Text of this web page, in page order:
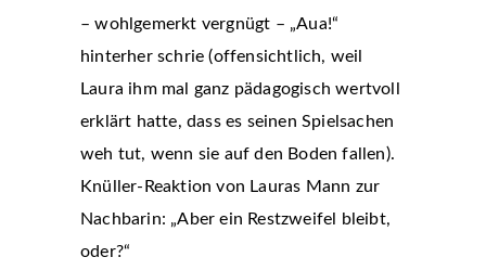
– wohlgemerkt vergnügt – „Aua!“
hinterher schrie (offensichtlich, weil
Laura ihm mal ganz pädagogisch wertvoll
erklärt hatte, dass es seinen Spielsachen
weh tut, wenn sie auf den Boden fallen).
Knüller-Reaktion von Lauras Mann zur
Nachbarin: „Aber ein Restzweifel bleibt,
oder?“